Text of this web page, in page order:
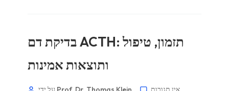
בדיקת דם ACTH: תזמון, טיפול
ותוצאות אמינות